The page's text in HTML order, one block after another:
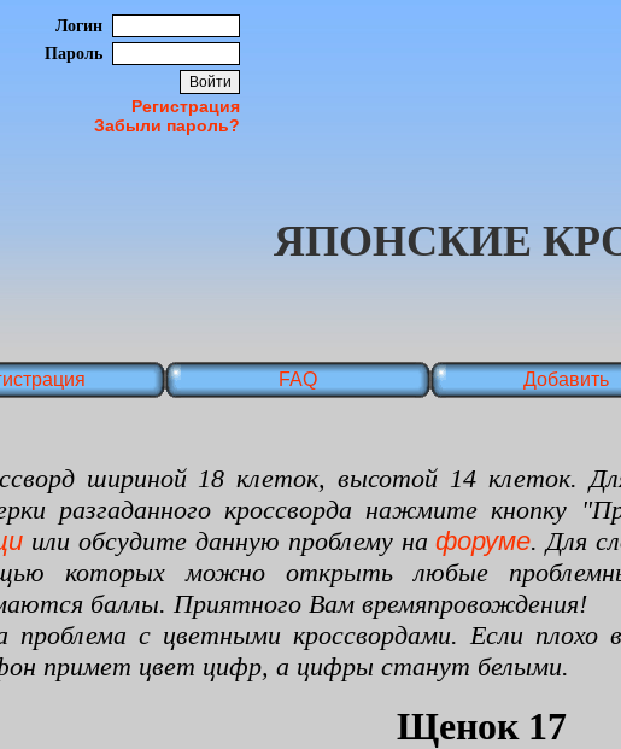
Логин
Пароль
Регистрация
Забыли пароль?
ЯПОНСКИЕ
FAQ Добавить
шириной 18 клеток, высотой 14 клеток. Для
разгаданного кроссворда нажмите кнопку
или обсудите данную проблему нафоруме. Для
которых можно открыть любые
баллы. Приятного Вам времяпровождения!
проблема с цветными кроссвордами. Если
примет цвет цифр, а цифры станут белыми.
Щенок 17